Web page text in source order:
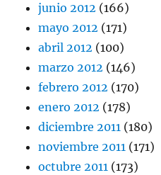
junio 2012 (166)
mayo 2012 (171)
abril 2012 (100)
marzo 2012 (146)
febrero 2012 (170)
enero 2012 (178)
diciembre 2011 (180)
noviembre 2011 (171)
octubre 2011 (173)